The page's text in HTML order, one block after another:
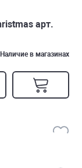
арт.
Наличие в магазинах